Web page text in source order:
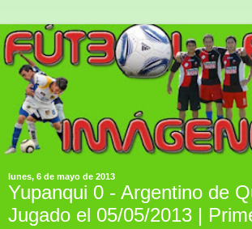
lunes, 6 de mayo de 2013
Yupanqui 0 - Argentino de
Jugado el 05/05/2013 |